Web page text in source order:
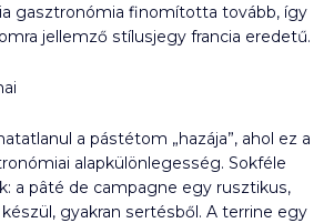
gasztronómia finomította tovább, így
jellemző stílusjegy francia eredetű.
a pástétom „hazája”, ahol ez a
alapkülönlegesség. Sokféle
a pâté de campagne egy rusztikus,
gyakran sertésből. A terrine egy